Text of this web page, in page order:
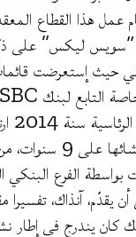
هذا القطاع
“سويس ليكس” على
حيث إستعرضت
بواسطة الفرع
يقدّم، آنذاك، تفسيرا
كان يندرج في إطار